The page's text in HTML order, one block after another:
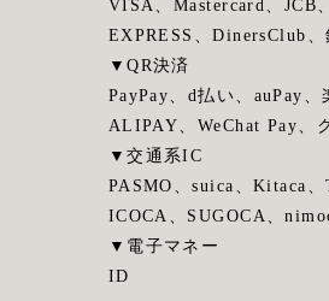
VISA、Mastercard、JCB
EXPRESS、DinersClub
▼QR決済
PayPay、d払い、auPay、
ALIPAY、WeChat Pay、
▼交通系IC
PASMO、suica、Kitaca、
ICOCA、SUGOCA、
▼電子マネー
ID